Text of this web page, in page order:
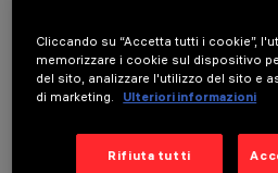
DATI TECNICI
Cliccando su “Accetta tutti i cookie”,
memorizzare i cookie sul dispositivo
del sito, analizzare l'utilizzo del sito e
di marketing.
Ulteriori informazioni
Rifiuta tutti